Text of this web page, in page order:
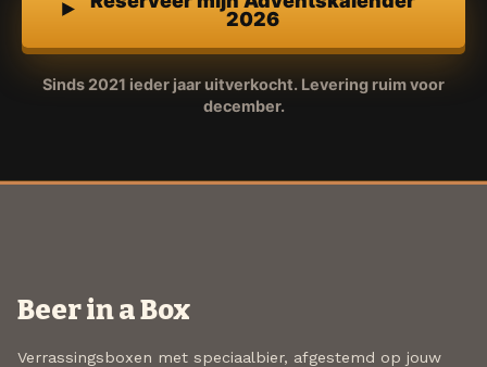
2026
Sinds 2021 ieder jaar uitverkocht. Levering ruim voor
december.
Beer in a Box
Verrassingsboxen met speciaalbier, afgestemd op jouw